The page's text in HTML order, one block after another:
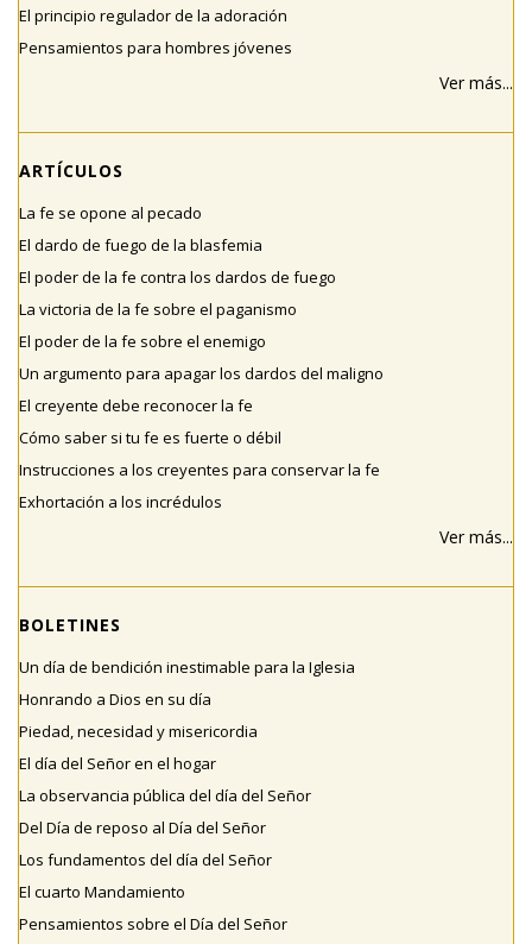
El principio regulador de la adoración
Pensamientos para hombres jóvenes
Ver más...
ARTÍCULOS
La fe se opone al pecado
El dardo de fuego de la blasfemia
El poder de la fe contra los dardos de fuego
La victoria de la fe sobre el paganismo
El poder de la fe sobre el enemigo
Un argumento para apagar los dardos del maligno
El creyente debe reconocer la fe
Cómo saber si tu fe es fuerte o débil
Instrucciones a los creyentes para conservar la fe
Exhortación a los incrédulos
Ver más...
BOLETINES
Un día de bendición inestimable para la Iglesia
Honrando a Dios en su día
Piedad, necesidad y misericordia
El día del Señor en el hogar
La observancia pública del día del Señor
Del Día de reposo al Día del Señor
Los fundamentos del día del Señor
El cuarto Mandamiento
Pensamientos sobre el Día del Señor